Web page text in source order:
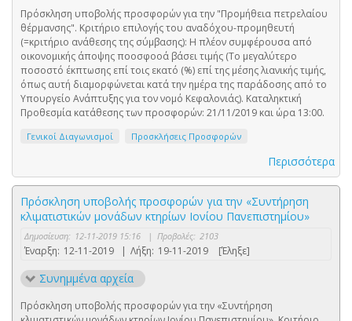
Πρόσκληση υποβολής προσφορών για την "Προμήθεια πετρελαίου
θέρμανσης". Κριτήριο επιλογής του αναδόχου-προμηθευτή
(=κριτήριο ανάθεσης της σύμβασης): Η πλέον συμφέρουσα από
οικονομικής άποψης ποοσφοοά βάσει τιμής (Το μεγαλύτερο
ποσοστό έκπτωσης επί τοις εκατό (%) επί της μέσης λιανικής τιμής,
όπως αυτή διαμορφώνεται κατά την ημέρα της παράδοσης από το
Υπουργείο Ανάπτυξης για τον νομό Κεφαλονιάς). Καταληκτική
Προθεσμία κατάθεσης των προσφορών: 21/11/2019 και ώρα 13:00.
Γενικοί Διαγωνισμοί Προσκλήσεις Προσφορών
Περισσότερα
Πρόσκληση υποβολής προσφορών για την «Συντήρηση
κλιματιστικών μονάδων κτηρίων Ιονίου Πανεπιστημίου»
Δημοσίευση: 12-11-2019 15:16 | Προβολές: 2103
Έναρξη: 12-11-2019 | Λήξη: 19-11-2019 [Έληξε]
Συνημμένα αρχεία
Πρόσκληση υποβολής προσφορών για την «Συντήρηση